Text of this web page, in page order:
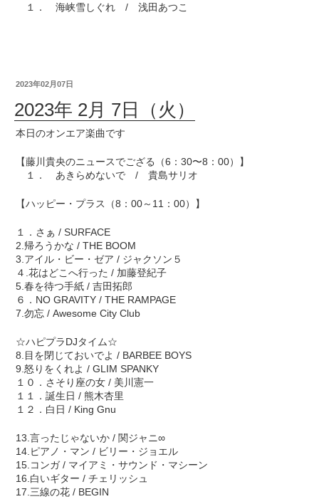
１． 海峡雪しぐれ / 浅田あつこ
2023年02月07日
2023年 2月 7日（火）
本日のオンエア楽曲です
【藤川貴央のニュースでござる（6：30〜8：00）】
１． あきらめないで / 貴島サリオ
【ハッピー・プラス（8：00～11：00）】
１．さぁ / SURFACE
2.帰ろうかな / THE BOOM
3.アイル・ビー・ゼア / ジャクソン５
４.花はどこへ行った / 加藤登紀子
5.春を待つ手紙 / 吉田拓郎
６．NO GRAVITY / THE RAMPAGE
7.勿忘 / Awesome City Club
☆ハピプラDJタイム☆
8.目を閉じておいでよ / BARBEE BOYS
9.怒りをくれよ / GLIM SPANKY
１０．さそり座の女 / 美川憲一
１１．誕生日 / 熊木杏里
１２．白日 / King Gnu
13.言ったじゃないか / 関ジャニ∞
14.ピアノ・マン / ビリー・ジョエル
15.コンガ / マイアミ・サウンド・マシーン
16.白いギター / チェリッシュ
17.三線の花 / BEGIN